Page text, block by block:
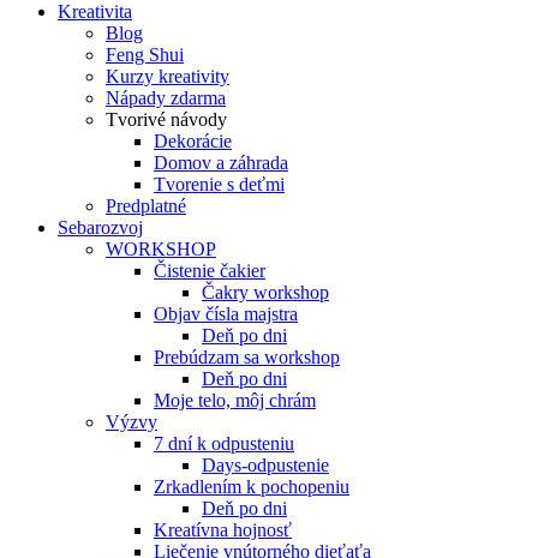
Kreativita
Blog
Feng Shui
Kurzy kreativity
Nápady zdarma
Tvorivé návody
Dekorácie
Domov a záhrada
Tvorenie s deťmi
Predplatné
Sebarozvoj
WORKSHOP
Čistenie čakier
Čakry workshop
Objav čísla majstra
Deň po dni
Prebúdzam sa workshop
Deň po dni
Moje telo, môj chrám
Výzvy
7 dní k odpusteniu
Days-odpustenie
Zrkadlením k pochopeniu
Deň po dni
Kreatívna hojnosť
Liečenie vnútorného dieťaťa